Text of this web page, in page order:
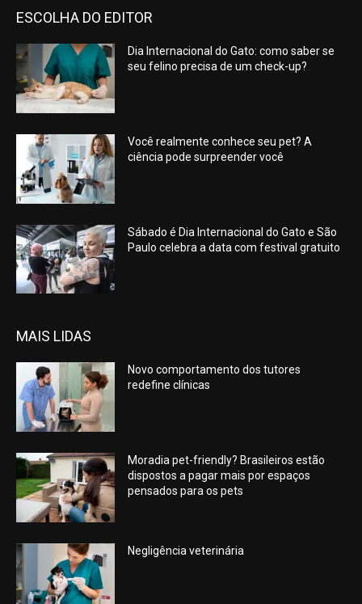
ESCOLHA DO EDITOR
Dia Internacional do Gato: como saber se
seu felino precisa de um check-up?
Você realmente conhece seu pet? A
ciência pode surpreender você
Sábado é Dia Internacional do Gato e São
Paulo celebra a data com festival gratuito
MAIS LIDAS
Novo comportamento dos tutores
redefine clínicas
Moradia pet-friendly? Brasileiros estão
dispostos a pagar mais por espaços
pensados para os pets
Negligência veterinária